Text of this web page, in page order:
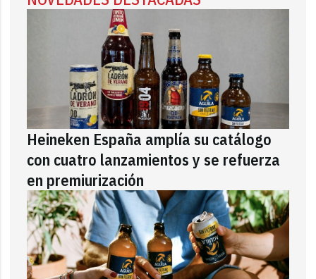
Heineken España amplía su catálogo
con cuatro lanzamientos y se refuerza
en premiurización